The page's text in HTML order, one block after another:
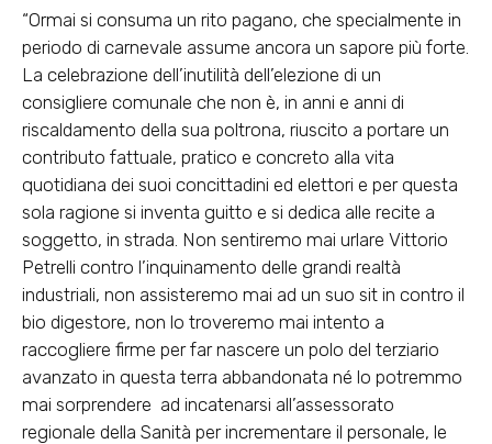
“Ormai si consuma un rito pagano, che specialmente in
periodo di carnevale assume ancora un sapore più forte.
La celebrazione dell’inutilità dell’elezione di un
consigliere comunale che non è, in anni e anni di
riscaldamento della sua poltrona, riuscito a portare un
contributo fattuale, pratico e concreto alla vita
quotidiana dei suoi concittadini ed elettori e per questa
sola ragione si inventa guitto e si dedica alle recite a
soggetto, in strada. Non sentiremo mai urlare Vittorio
Petrelli contro l’inquinamento delle grandi realtà
industriali, non assisteremo mai ad un suo sit in contro il
bio digestore, non lo troveremo mai intento a
raccogliere firme per far nascere un polo del terziario
avanzato in questa terra abbandonata né lo potremmo
mai sorprendere ad incatenarsi all’assessorato
regionale della Sanità per incrementare il personale, le